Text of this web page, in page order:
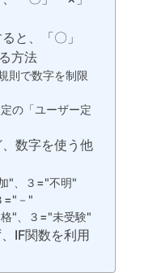
と、「〇」
方法
則で数字を制限
の「ユーザー定
、数字を使う他
"、３="不明"
="－"
"、３="未受験"
IF関数を利用